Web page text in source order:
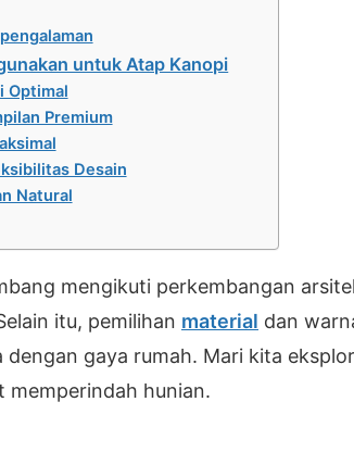
untuk Atap Kanopi
Optimal
Premium
Desain
Natural
mengikuti perkembangan
itu, pemilihan material dan
gaya rumah. Mari kita
memperindah hunian.